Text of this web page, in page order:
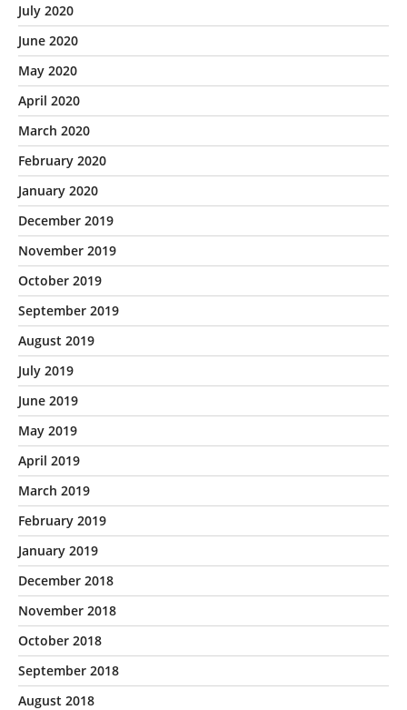
July 2020
June 2020
May 2020
April 2020
March 2020
February 2020
January 2020
December 2019
November 2019
October 2019
September 2019
August 2019
July 2019
June 2019
May 2019
April 2019
March 2019
February 2019
January 2019
December 2018
November 2018
October 2018
September 2018
August 2018